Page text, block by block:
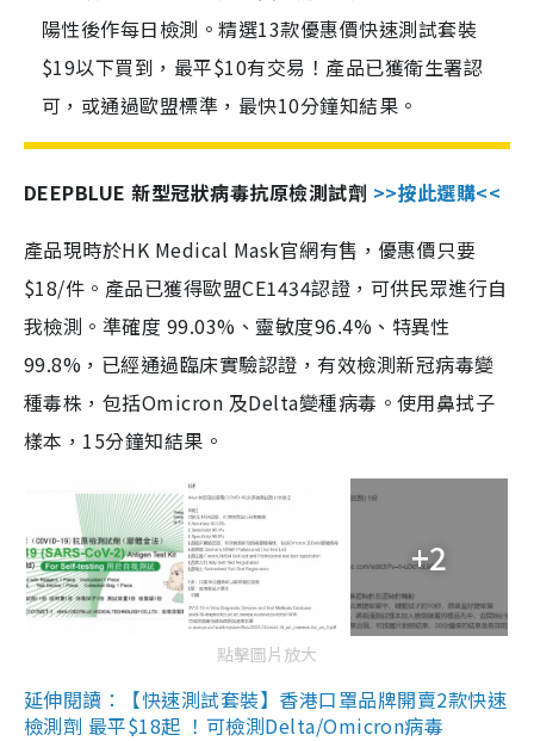
陽性後作每日檢測。精選13款優惠價快速測試套裝
$19以下買到，最平$10有交易！產品已獲衛生署認
可，或通過歐盟標準，最快10分鐘知結果。
DEEPBLUE 新型冠狀病毒抗原檢測試劑 >>按此選購<<
產品現時於HK Medical Mask官網有售，優惠價只要
$18/件。產品已獲得歐盟CE1434認證，可供民眾進行自
我檢測。準確度 99.03%、靈敏度96.4%、特異性
99.8%，已經通過臨床實驗認證，有效檢測新冠病毒變
種毒株，包括Omicron 及Delta變種病毒。使用鼻拭子
樣本，15分鐘知結果。
+2
點擊圖片放大
延伸閱讀：【快速測試套裝】香港口罩品牌開賣2款快速
檢測劑 最平$18起 ！可檢測Delta/Omicron病毒